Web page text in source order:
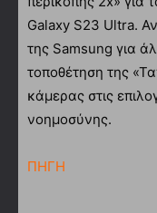
Galaxy S23 Ultra.
της Samsung για
τοποθέτηση της
κάμερας στις
νοημοσύνης.
ΠΗΓΗ